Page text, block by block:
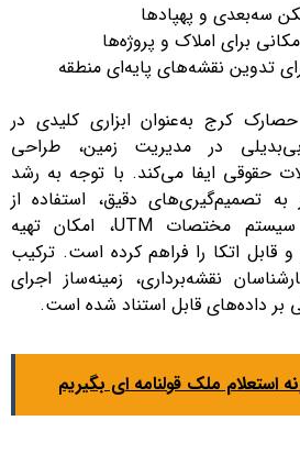
سه‌بعدی و پهپادها
برای املاک و پروژه‌ها
تدوین نقشه‌های پایه‌ای منطقه
کرج به‌عنوان ابزاری کلیدی در
در مدیریت زمین، طراحی
حقوقی ایفا می‌کند. با توجه به رشد
تصمیم‌گیری‌های دقیق، استفاده از
فناوری‌های نوین مانند سیستم مختصات UTM، امکان تهیه
قابل اتکا را فراهم کرده است. ترکیب
نقشه‌برداری، زمینه‌ساز اجرای
بر داده‌های قابل استناد شده است.
استعلام ملک قولنامه ای بگیریم